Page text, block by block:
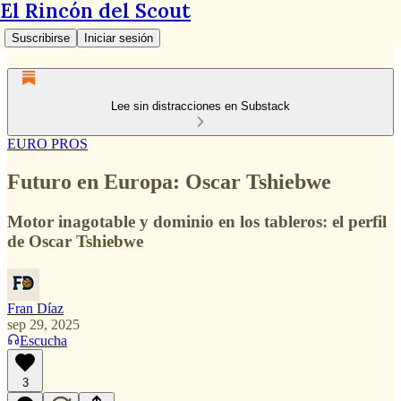
El Rincón del Scout
Suscribirse Iniciar sesión
Lee sin distracciones en Substack
EURO PROS
Futuro en Europa: Oscar Tshiebwe
Motor inagotable y dominio en los tableros: el perfil
de Oscar Tshiebwe
Fran Díaz
sep 29, 2025
Escucha
3